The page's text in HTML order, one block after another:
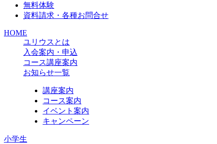
無料体験
資料請求・各種お問合せ
HOME
ユリウスとは
入会案内・申込
コース講座案内
お知らせ一覧
講座案内
コース案内
イベント案内
キャンペーン
小学生